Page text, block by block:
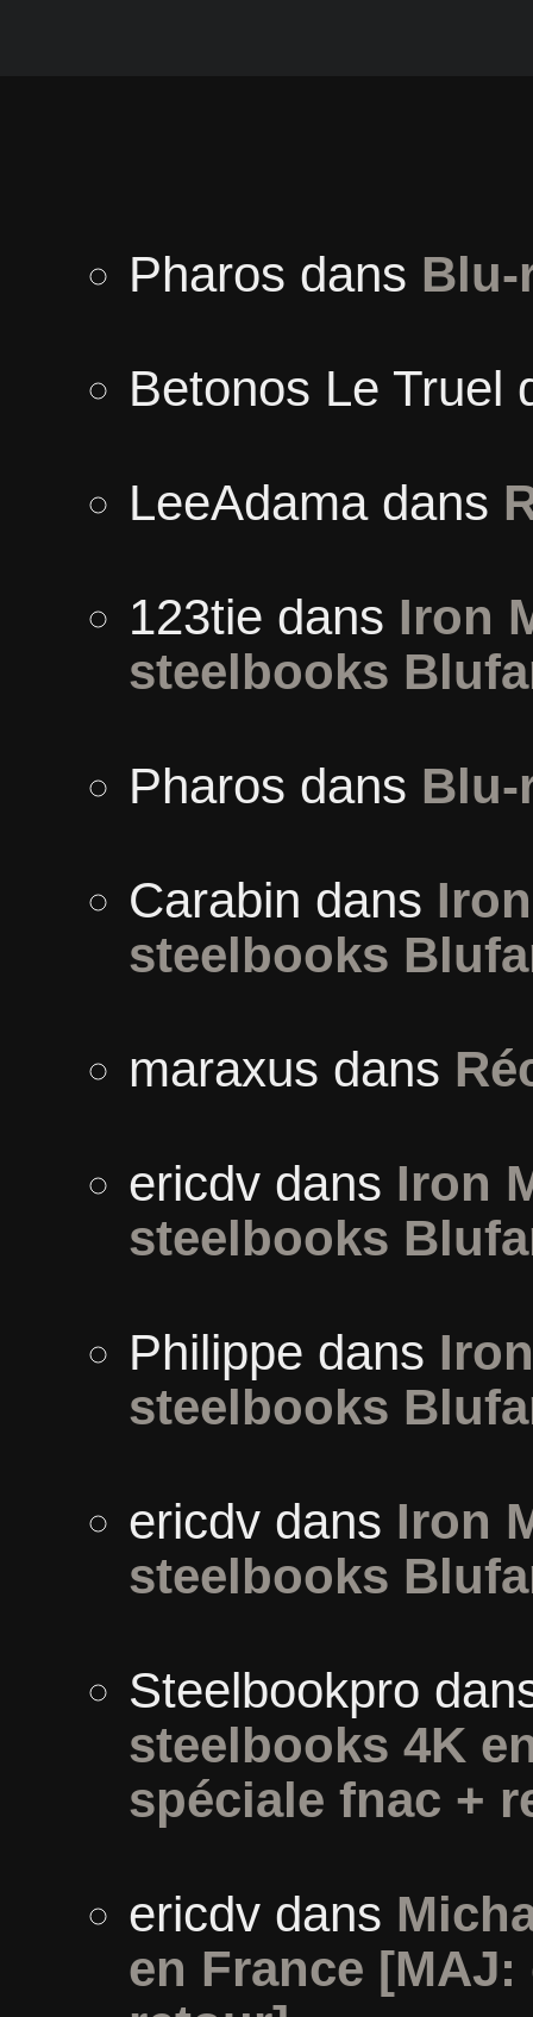
Pharos dans Blu-
Betonos Le Truel
LeeAdamadans
123tie dans Iron
steelbooks
Pharos dans Blu-
Carabin dans
steelbooks
maraxus dans
ericdvdans Iron
steelbooks
Philippe dans
steelbooks
ericdvdans Iron
steelbooks
Steelbookpro
steelbooks 4K
spéciale fnac +
ericdvdans
en France